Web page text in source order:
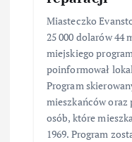
Miasteczko
25 000 dolarów 44
miejskiego
poinformował
Program
mieszkańców
osób, które
1969. Program